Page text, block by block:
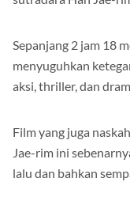
Sepanjang 2 jam 18
menyuguhkan
aksi, thriller, dan
Film yang juga
Jae-rim ini
lalu dan bahkan